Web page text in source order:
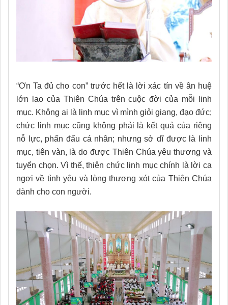
“Ơn Ta đủ cho con” trước hết là lời xác tín về ân huệ
lớn lao của Thiên Chúa trên cuộc đời của mỗi linh
mục. Không ai là linh mục vì mình giỏi giang, đạo đức;
chức linh mục cũng không phải là kết quả của riêng
nỗ lực, phấn đấu cá nhân; nhưng sở dĩ được là linh
mục, tiên vàn, là do được Thiên Chúa yêu thương và
tuyển chọn. Vì thế, thiên chức linh mục chính là lời ca
ngợi về tình yêu và lòng thương xót của Thiên Chúa
dành cho con người.